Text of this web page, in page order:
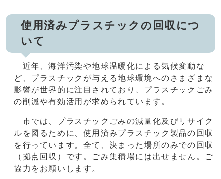
使用済みプラスチックの回収につ
いて
近年、海洋汚染や地球温暖化による気候変動な
ど、プラスチックが与える地球環境へのさまざまな
影響が世界的に注目されており、プラスチックごみ
の削減や有効活用が求められています。
市では、プラスチックごみの減量化及びリサイク
ルを図るために、使用済みプラスチック製品の回収
を行っています。全て、決まった場所のみでの回収
（拠点回収）です。ごみ集積場には出せません。ご
協力をお願いします。